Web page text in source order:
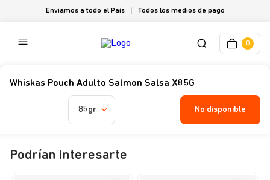
Enviamos a todo el País Todos los medios de pago
0
Whiskas Pouch Adulto Salmon Salsa X85G
85gr No disponible
Podrían interesarte